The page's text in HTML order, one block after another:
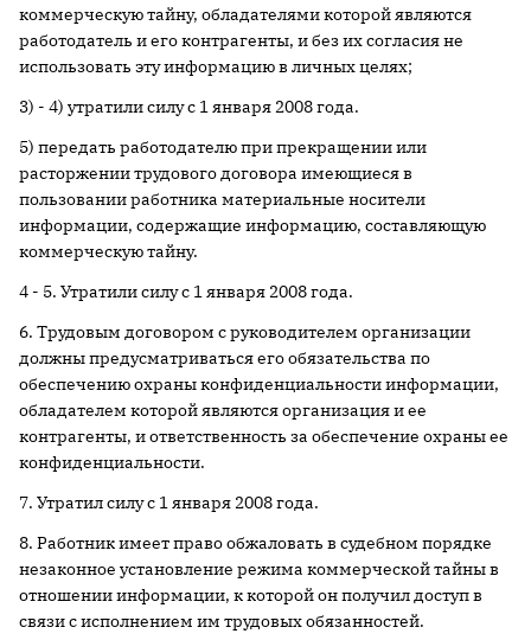
коммерческую тайну, обладателями которой являются
работодатель и его контрагенты, и без их согласия не
использовать эту информацию в личных целях;
3) - 4) утратили силу с 1 января 2008 года.
5) передать работодателю при прекращении или
расторжении трудового договора имеющиеся в
пользовании работника материальные носители
информации, содержащие информацию, составляющую
коммерческую тайну.
4 - 5. Утратили силу с 1 января 2008 года.
6. Трудовым договором с руководителем организации
должны предусматриваться его обязательства по
обеспечению охраны конфиденциальности информации,
обладателем которой являются организация и ее
контрагенты, и ответственность за обеспечение охраны ее
конфиденциальности.
7. Утратил силу с 1 января 2008 года.
8. Работник имеет право обжаловать в судебном порядке
незаконное установление режима коммерческой тайны в
отношении информации, к которой он получил доступ в
связи с исполнением им трудовых обязанностей.